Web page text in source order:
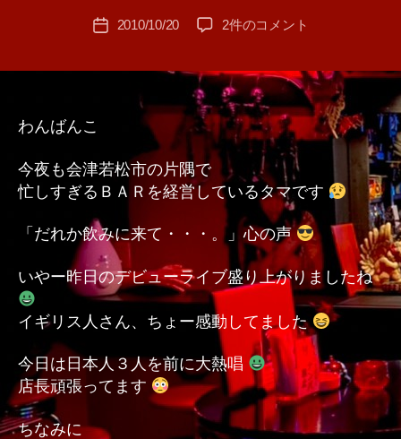
投
T
A
投
2010/10/20
イ
ス
人
へ
の
2件のコメント
わんばんこ
今夜も会津若松市の片隅で
忙しすぎるＢＡＲを経営しているタマです
「だれか飲みに来て・・・。」心の声
いやー昨日のデビューライブ盛り上がりましたね
イギリス人さん、ちょー感動してました
今日は日本人３人を前に大熱唱
店長頑張ってます
ちなみに